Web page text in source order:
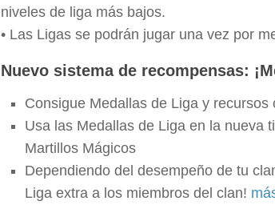
niveles de liga más bajos.
• Las Ligas se podrán jugar una vez por
Nuevo sistema de recompensas:
Consigue Medallas de Liga y
Usa las Medallas de Liga en la nueva
Martillos Mágicos
Dependiendo del desempeño de tu
Liga extra a los miembros del clan!